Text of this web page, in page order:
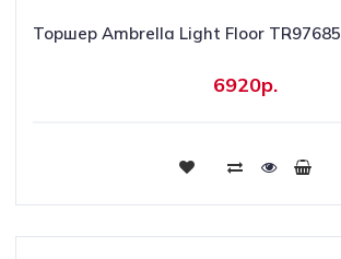
Торшер Ambrella Light Floor TR97685
6920р.
Купить